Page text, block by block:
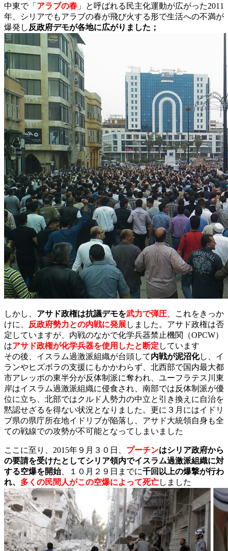
中東で「 アラブの春 」と呼ばれる民主化運動が広がった2011
年、シリアでもアラブの春が飛び火する形で生活への不満が
爆発し 反政府デモが各地に広がりました；
しかし、 アサド政権は抗議デモを武力で弾圧 、これをきっか
けに、
反政府勢力との内戦に発展しました。アサド政権は否
定していますが、内戦のなかで化学兵器禁止機関（OPCW）
はアサド政権が化学兵器を使用したと断定 しています
その後、イスラム過激派組織が台頭して内戦が泥沼化し、イ
ランやヒズボラの支援にもかかわらず、北西部で国内最大都
市アレッポの東半分が反体制派に奪われ、ユーフラテス川東
岸はイスラム過激派組織に侵食され、南部では反体制派が優
位に立ち、北部ではクルド人勢力の中立と引き換えに自治を
黙認せざるを得ない状況となりました。更に３月にはイドリ
ブ県の県庁所在地イドリブが陥落し、アサド大統領自身も全
ての戦線での攻勢が不可能となってしまいました
ここに至り、2015年９月３０日、 プーチンはシリア政府から
の要請を受けたとしてシリア領内でイスラム過激派組織に対
する空爆を開始、１０月２９日までに千回以上の爆撃が行わ
れ、 多くの民間人がこの空爆によって死亡しました